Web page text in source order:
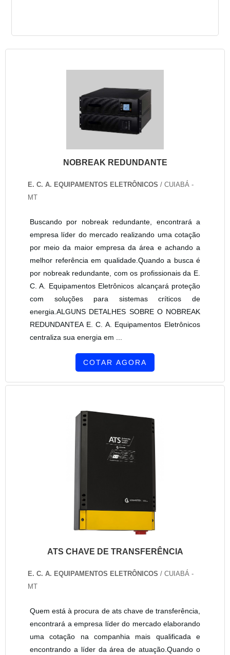
NOBREAK REDUNDANTE
E. C. A. EQUIPAMENTOS ELETRÔNICOS / CUIABÁ -
MT
Buscando por nobreak redundante, encontrará a
empresa líder do mercado realizando uma cotação
por meio da maior empresa da área e achando a
melhor referência em qualidade.Quando a busca é
por nobreak redundante, com os profissionais da E.
C. A. Equipamentos Eletrônicos alcançará proteção
com soluções para sistemas críticos de
energia.ALGUNS DETALHES SOBRE O NOBREAK
REDUNDANTEA E. C. A. Equipamentos Eletrônicos
centraliza sua energia em ...
COTAR AGORA
ATS CHAVE DE TRANSFERÊNCIA
E. C. A. EQUIPAMENTOS ELETRÔNICOS / CUIABÁ -
MT
Quem está à procura de ats chave de transferência,
encontrará a empresa líder do mercado elaborando
uma cotação na companhia mais qualificada e
encontrando a líder da área de atuação.Quando o